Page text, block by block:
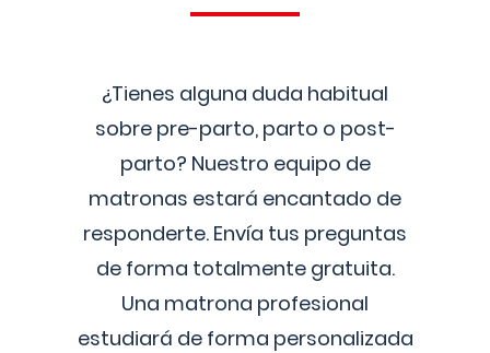
¿Tienes alguna duda habitual
sobre pre-parto, parto o post-
parto? Nuestro equipo de
matronas estará encantado de
responderte. Envía tus preguntas
de forma totalmente gratuita.
Una matrona profesional
estudiará de forma personalizada